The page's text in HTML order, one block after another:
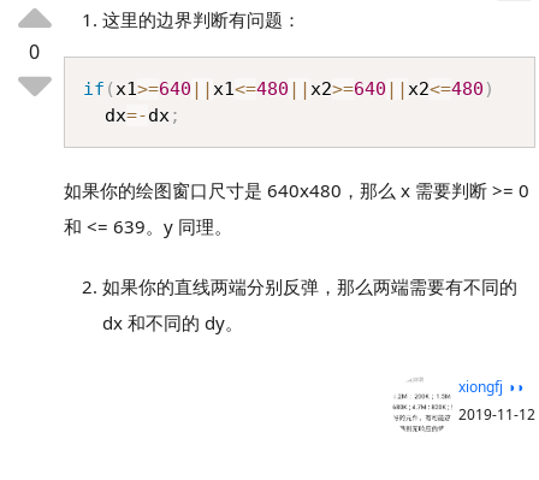
0
这里的边界判断有问题：
if (x1>=640 ||x1<=480 ||x2>=640 ||x2<=480 )
  dx
=-dx;
如果你的绘图窗口尺寸是 640x480，那么 x 需要判断 >= 0
和 <= 639。y 同理。
如果你的直线两端分别反弹，那么两端需要有不同的
dx 和不同的 dy。
xiongfj ◑◑
2019-11-12